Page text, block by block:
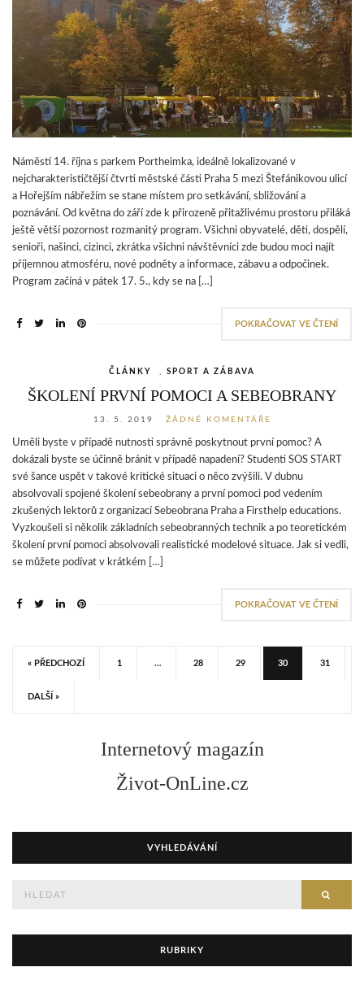
Náměstí 14. října s parkem Portheimka, ideálně lokalizované v
nejcharakterističtější čtvrti městské části Praha 5 mezi Štefánikovou ulicí
a Hořejším nábřežím se stane místem pro setkávání, sbližování a
poznávání. Od května do září zde k přirozeně přitažlivému prostoru přiláká
ještě větší pozornost rozmanitý program. Všichni obyvatelé, děti, dospělí,
senioři, našinci, cizinci, zkrátka všichni návštěvníci zde budou moci najít
příjemnou atmosféru, nové podněty a informace, zábavu a odpočinek.
Program začíná v pátek 17. 5., kdy se na […]
POKRAČOVAT VE ČTENÍ
ČLÁNKY , SPORT A ZÁBAVA
ŠKOLENÍ PRVNÍ POMOCI A SEBEOBRANY
13. 5. 2019 ŽÁDNÉ KOMENTÁŘE
Uměli byste v případě nutnosti správně poskytnout první pomoc? A
dokázali byste se účinně bránit v případě napadení? Studenti SOS START
své šance uspět v takové kritické situaci o něco zvýšili. V dubnu
absolvovali spojené školení sebeobrany a první pomoci pod vedením
zkušených lektorů z organizací Sebeobrana Praha a Firsthelp educations.
Vyzkoušeli si několik základních sebeobranných technik a po teoretickém
školení první pomoci absolvovali realistické modelové situace. Jak si vedli,
se můžete podívat v krátkém […]
POKRAČOVAT VE ČTENÍ
« PŘEDCHOZÍ 1 … 28 29 30 31
DALŠÍ »
Internetový magazín
Život-OnLine.cz
VYHLEDÁVÁNÍ
RUBRIKY